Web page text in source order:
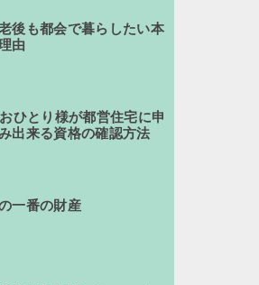
後も都会で暮らしたい本
由
ひとり様が都営住宅に申
出来る資格の確認方法
一番の財産